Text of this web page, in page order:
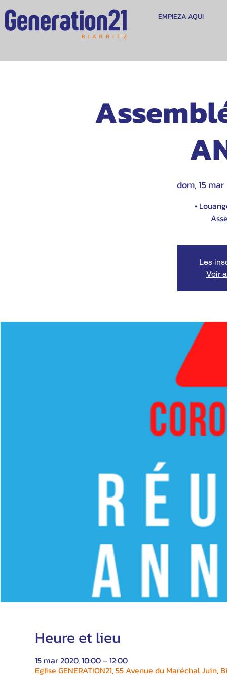
EMPIEZA AQUI
dom, 15 mar
•
Les
Voir
Heure et lieu
15 mar 2020, 10:00 – 12:00
Eglise GENERATION21, 55 Avenue du Maréchal Juin,